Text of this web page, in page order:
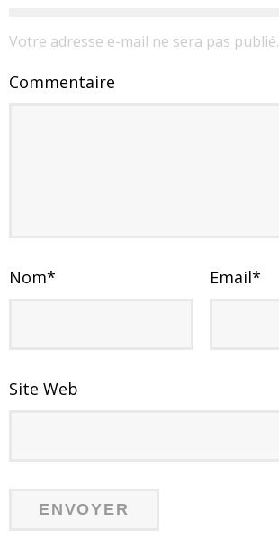
Votre adresse e-mail ne sera pas publié.
Commentaire
Nom* Email*
Site Web